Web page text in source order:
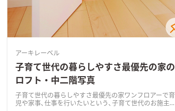
アーキレーベル
子育て世代の暮らしやすさ最優先の家の
ロフト・中二階写真
子育て世代の暮らしやすさ最優先の家ワンフロアーで育
児や家事､仕事を行いたいという､子育て世代のお施主様